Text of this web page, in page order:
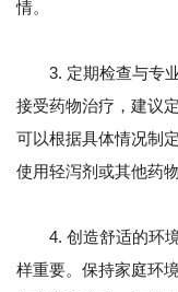
情。
3. 定期检查与专业
接受药物治疗，建议
可以根据具体情况制
使用轻泻剂或其他药
4. 创造舒适的环境
样重要。保持家庭环